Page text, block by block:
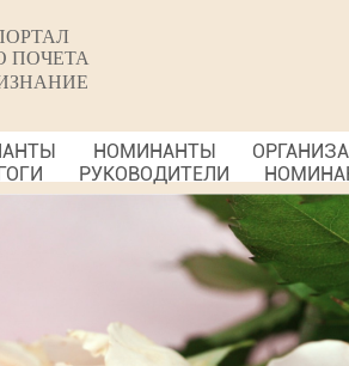
ПОЧЕТА
НОМИНАНТЫ
РУКОВОДИТЕЛИ